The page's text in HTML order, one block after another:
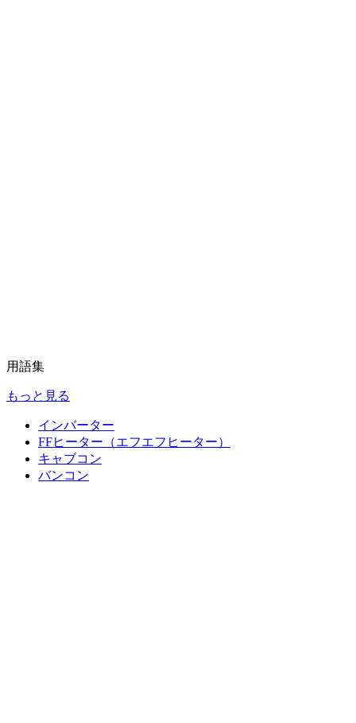
用語集
もっと見る
インバーター
FFヒーター（エフエフヒーター）
キャブコン
バンコン